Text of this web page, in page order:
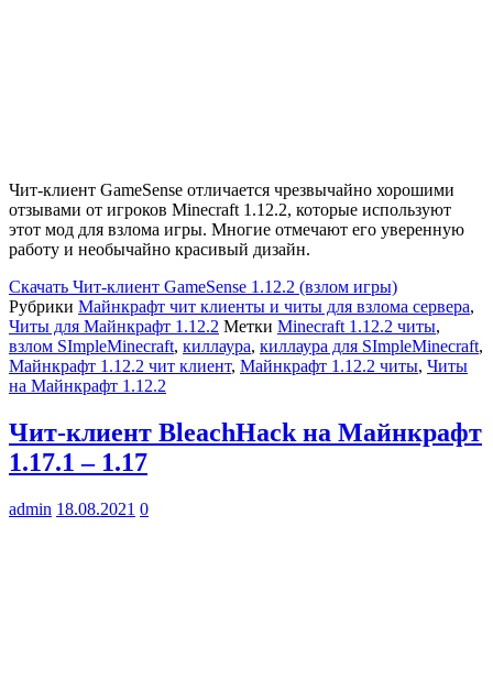
Чит-клиент GameSense отличается чрезвычайно хорошими
отзывами от игроков Minecraft 1.12.2, которые используют
этот мод для взлома игры. Многие отмечают его уверенную
работу и необычайно красивый дизайн.
Скачать Чит-клиент GameSense 1.12.2 (взлом игры)
Рубрики Майнкрафт чит клиенты и читы для взлома сервера,
Читы для Майнкрафт 1.12.2 Метки Minecraft 1.12.2 читы,
взлом SImpleMinecraft, киллаура, киллаура для SImpleMinecraft,
Майнкрафт 1.12.2 чит клиент, Майнкрафт 1.12.2 читы, Читы
на Майнкрафт 1.12.2
Чит-клиент BleachHack на Майнкрафт
1.17.1 – 1.17
admin 18.08.2021 0